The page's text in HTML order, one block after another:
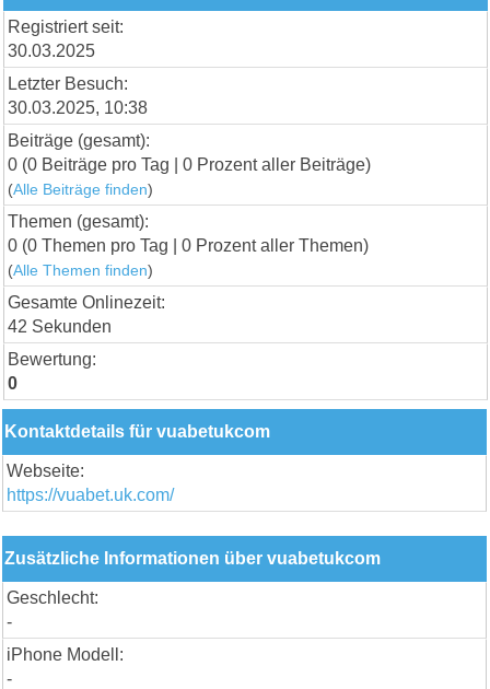
Registriert seit:
30.03.2025
Letzter Besuch:
30.03.2025, 10:38
Beiträge (gesamt):
0 (0 Beiträge pro Tag | 0 Prozent aller Beiträge)
(Alle Beiträge finden)
Themen (gesamt):
0 (0 Themen pro Tag | 0 Prozent aller Themen)
(Alle Themen finden)
Gesamte Onlinezeit:
42 Sekunden
Bewertung:
0
Kontaktdetails für vuabetukcom
Webseite:
https://vuabet.uk.com/
Zusätzliche Informationen über vuabetukcom
Geschlecht:
-
iPhone Modell:
-